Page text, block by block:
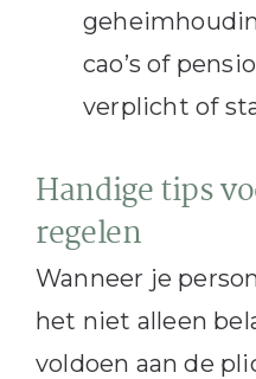
cao’s of
verplicht of
Handige tips
regelen
Wanneer je
het niet alleen
voldoen aan de